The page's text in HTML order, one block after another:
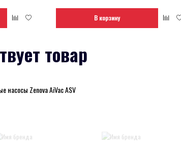
В корзину
товар
насосы Zenova AiVac ASV